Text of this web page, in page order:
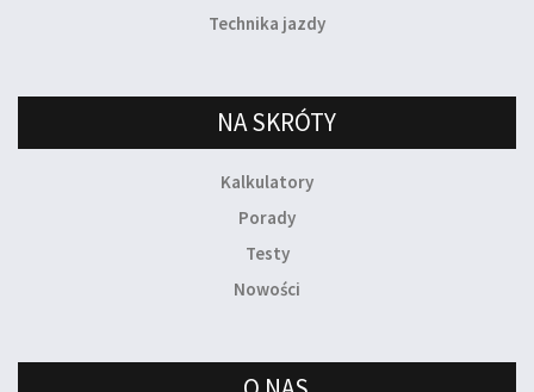
Technika jazdy
NA SKRÓTY
Kalkulatory
Porady
Testy
Nowości